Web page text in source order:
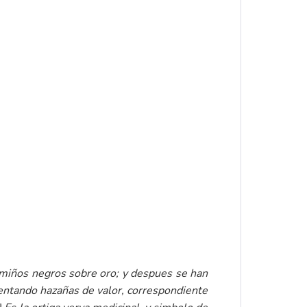
negros sobre oro; y despues se han
hazañas de valor, correspondiente